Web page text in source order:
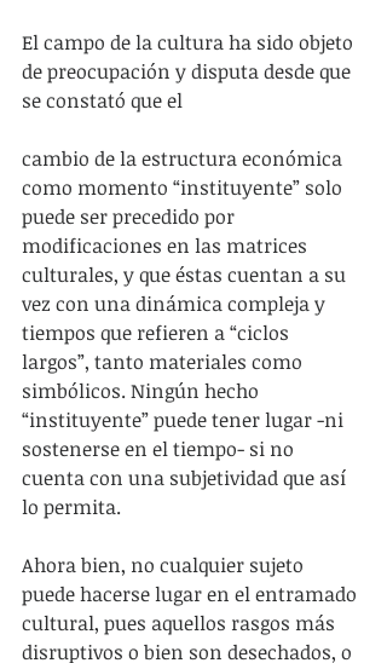
El campo de la cultura ha sido objeto
de preocupación y disputa desde que
se constató que el
cambio de la estructura económica
como momento “instituyente” solo
puede ser precedido por
modificaciones en las matrices
culturales, y que éstas cuentan a su
vez con una dinámica compleja y
tiempos que refieren a “ciclos
largos”, tanto materiales como
simbólicos. Ningún hecho
“instituyente” puede tener lugar -ni
sostenerse en el tiempo- si no
cuenta con una subjetividad que así
lo permita.
Ahora bien, no cualquier sujeto
puede hacerse lugar en el entramado
cultural, pues aquellos rasgos más
disruptivos o bien son desechados, o